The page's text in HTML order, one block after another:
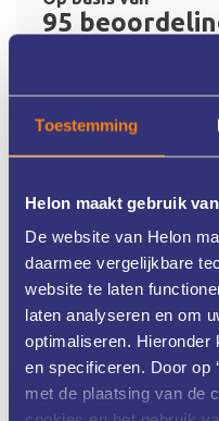
Toestemming
Helon maakt gebruik
De website van Helon
daarmee vergelijkbare
website te laten
laten analyseren en om
optimaliseren. Hieronder
en specificeren. Door op
met de plaatsing van de